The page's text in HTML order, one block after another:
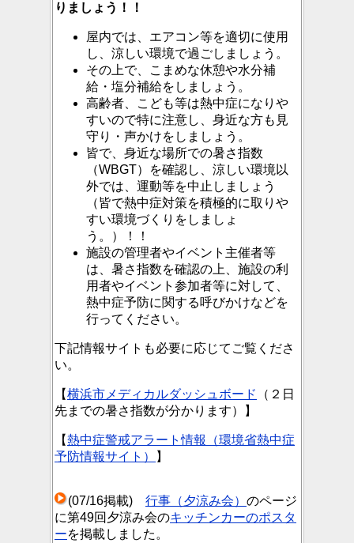
りましょう！！
屋内では、エアコン等を適切に使用
し、涼しい環境で過ごしましょう。
その上で、こまめな休憩や水分補
給・塩分補給をしましょう。
高齢者、こども等は熱中症になりや
すいので特に注意し、身近な方も見
守り・声かけをしましょう。
皆で、身近な場所での暑さ指数
（WBGT）を確認し、涼しい環境以
外では、運動等を中止しましょう
（皆で熱中症対策を積極的に取りや
すい環境づくりをしましょ
う。）！！
施設の管理者やイベント主催者等
は、暑さ指数を確認の上、施設の利
用者やイベント参加者等に対して、
熱中症予防に関する呼びかけなどを
行ってください。
下記情報サイトも必要に応じてご覧くださ
い。
【横浜市メディカルダッシュボード
（２日
先までの暑さ指数が分かります）】
【熱中症警戒アラート情報（環境省熱中症
予防情報サイト）
】
(07/16掲載) 行事（夕涼み会） のページ
に第49回夕涼み会のキッチンカーのポスタ
ーを掲載しました。